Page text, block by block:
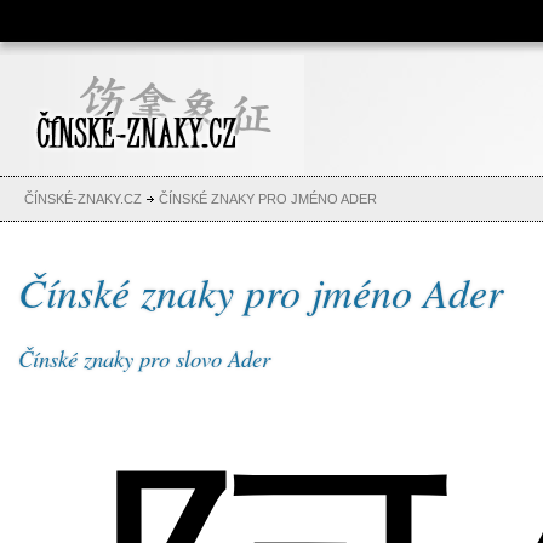
Čínské znaky, česko-čínský
slovník, abeceda, jména,
tetování
ČÍNSKÉ-ZNAKY.CZ ČÍNSKÉ ZNAKY PRO JMÉNO ADER
Čínské znaky pro jméno Ader
Čínské znaky pro slovo Ader